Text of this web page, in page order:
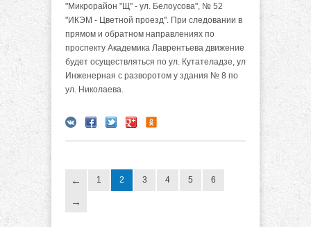
"Микрорайон "Щ" - ул. Белоусова", № 52
"ИКЭМ - Цветной проезд". При следовании в
прямом и обратном направлениях по
проспекту Академика Лаврентьева движение
будет осуществляться по ул. Кутателадзе, ул
Инженерная с разворотом у здания № 8 по
ул. Николаева.
1 2 3 4 5 6